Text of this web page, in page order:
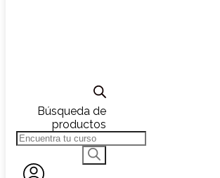
Búsqueda de
productos